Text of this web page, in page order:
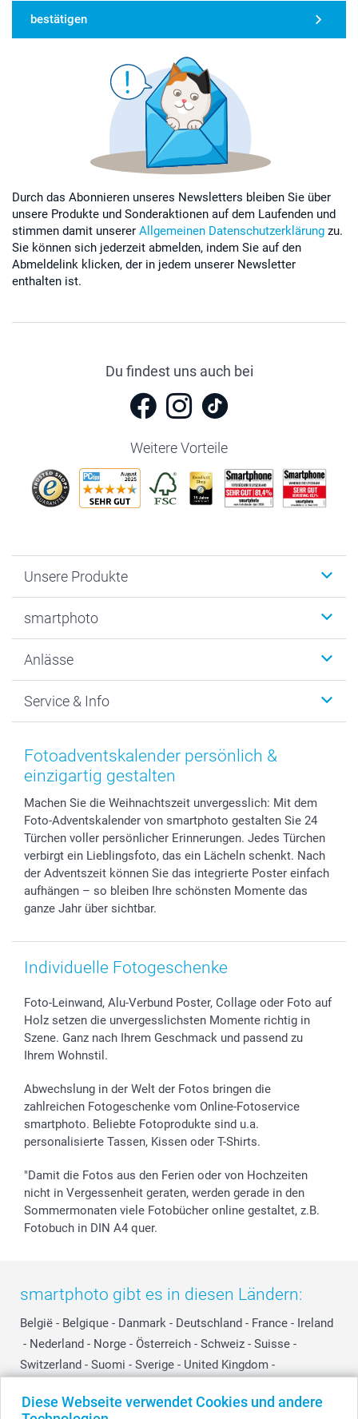
Diese Webseite verwendet Cookies und andere
bestätigen
Durch das Abonnieren unseres Newsletters bleiben Sie über
unsere Produkte und Sonderaktionen auf dem Laufenden und
stimmen damit unserer Allgemeinen Datenschutzerklärung zu.
Sie können sich jederzeit abmelden, indem Sie auf den
Abmeldelink klicken, der in jedem unserer Newsletter
enthalten ist.
Du findest uns auch bei
Weitere Vorteile
Unsere Produkte
Fotogeschenke
MyNameBook
Fotoabzüge, Fotos als Buch & Poster
Zubehör & Material
Foto-Kalender & Agenden
Geschenk-Gutscheine (PDF)
smartphoto
Warum smartphoto
Datenschutz
AGB
Impressum
Partnerprogramme
Investor Relations
B2B smartbusiness
Widerrufsrecht
Anlässe
Neujahr
Muttertag
Vatertag
Hochzeit
Geburtstag
Geburt
Zu allen Anlässen
Service & Info
Anmelden /Registrieren
Preise und Versandkosten
72h Lieferung
Zahlungsmöglichkeiten
Sitemap
Status der Bestellung
smartfriends
smartgarantie
Fotoadventskalender persönlich &
einzigartig gestalten
Machen Sie die Weihnachtszeit unvergesslich: Mit dem
Foto-Adventskalender von smartphoto gestalten Sie 24
Türchen voller persönlicher Erinnerungen. Jedes Türchen
verbirgt ein Lieblingsfoto, das ein Lächeln schenkt. Nach
der Adventszeit können Sie das integrierte Poster einfach
aufhängen – so bleiben Ihre schönsten Momente das
ganze Jahr über sichtbar.
Individuelle Fotogeschenke
Foto-Leinwand, Alu-Verbund Poster, Collage oder Foto auf
Holz setzen die unvergesslichsten Momente richtig in
Szene. Ganz nach Ihrem Geschmack und passend zu
Ihrem Wohnstil.
Abwechslung in der Welt der Fotos bringen die
zahlreichen Fotogeschenke vom Online-Fotoservice
smartphoto. Beliebte Fotoprodukte sind u.a.
personalisierte Tassen, Kissen oder T-Shirts.
"Damit die Fotos aus den Ferien oder von Hochzeiten
nicht in Vergessenheit geraten, werden gerade in den
Sommermonaten viele Fotobücher online gestaltet, z.B.
Fotobuch in DIN A4 quer.
smartphoto gibt es in diesen Ländern:
België - Belgique - Danmark - Deutschland - France - Ireland
- Nederland - Norge - Österreich - Schweiz - Suisse -
Switzerland - Suomi - Sverige - United Kingdom -
Other Countries